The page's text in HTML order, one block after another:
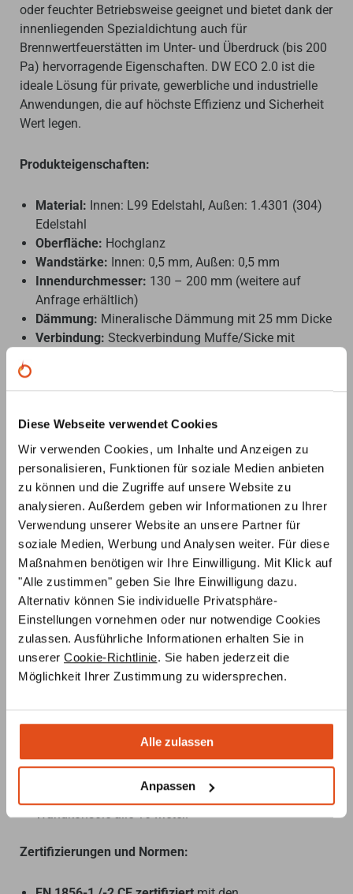
Diese Webseite verwendet Cookies
Wir verwenden Cookies, um Inhalte und Anzeigen zu
personalisieren, Funktionen für soziale Medien anbieten
zu können und die Zugriffe auf unsere Website zu
analysieren. Außerdem geben wir Informationen zu Ihrer
Verwendung unserer Website an unsere Partner für
soziale Medien, Werbung und Analysen weiter. Für diese
Maßnahmen benötigen wir Ihre Einwilligung. Mit Klick auf
"Alle zustimmen" geben Sie Ihre Einwilligung dazu.
Alternativ können Sie individuelle Privatsphäre-
Einstellungen vornehmen oder nur notwendige Cookies
zulassen. Ausführliche Informationen erhalten Sie in
unserer Cookie-Richtlinie. Sie haben jederzeit die
Möglichkeit Ihrer Zustimmung zu widersprechen.
Alle zulassen
Anpassen
oder feuchter Betriebsweise geeignet und bietet dank der
innenliegenden Spezialdichtung auch für
Brennwertfeuerstätten im Unter- und Überdruck (bis 200
Pa) hervorragende Eigenschaften. DW ECO 2.0 ist die
ideale Lösung für private, gewerbliche und industrielle
Anwendungen, die auf höchste Effizienz und Sicherheit
Wert legen.
Produkteigenschaften:
Material: Innen: L99 Edelstahl, Außen: 1.4301 (304)
Edelstahl
Oberfläche: Hochglanz
Wandstärke: Innen: 0,5 mm, Außen: 0,5 mm
Innendurchmesser: 130 – 200 mm (weitere auf
Anfrage erhältlich)
Dämmung: Mineralische Dämmung mit 25 mm Dicke
Verbindung: Steckverbindung Muffe/Sicke mit
Kondensat- und Gasdichte, polierte Schweißnähte
25 Jahre Garantie
Einfache Montage:Steckverbindung mit Muffe/Sicke
und gesichert durch ein Klemmband für besseren Halt
in waagrechten Verbindungsleitungen.
Hochwertige Dämmung:Homogene Dämmschale
aus 25 mm fester Mineralwolle mit 120 kg/m³
garantierter Pressdichte, ohne Wärmebrücken
zwischen den Metallschalen.
Sicherheitsmerkmale:Rußbrandbeständig bis 1000
°C, niedrige Temperatur am Außenmantel, freie
Ausdehnung des Innenrohrs nach einem Rußbrand
zur Gewährleistung der Beständigkeit.
Für Überdruckbetrieb bis 200 Pa
und Abgastemperaturen bis 200 °C.
Wandhalter, Wandabstandshalter alle 4 Meter,
Wandkonsole alle 16 Meter.
Zertifizierungen und Normen: